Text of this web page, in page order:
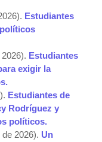
Estudiantes
Estudiantes
exigir la
Estudiantes de
Rodríguez y
políticos.
2026). Un